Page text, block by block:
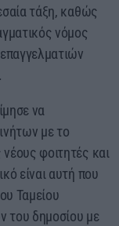
τάξη, καθώς
νόμος
να
με το
φοιτητές και
είναι αυτή που
Ταμείου
του δημοσίου με